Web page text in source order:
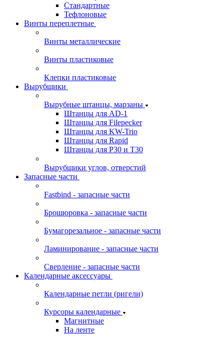
Стандартные
Тефлоновые
Винты переплетные
Винты металлические
Винты пластиковые
Клепки пластиковые
Вырубщики
Вырубные штанцы, марзаны
Штанцы для AD-1
Штанцы для Filepecker
Штанцы для KW-Trio
Штанцы для Rapid
Штанцы для Р30 и Т30
Вырубщики углов, отверстий
Запасные части
Fastbind - запасные части
Брошюровка - запасные части
Бумагорезальное - запасные части
Ламинирование - запасные части
Сверление - запасные части
Календарные аксессуары
Календарные петли (ригели)
Курсоры календарные
Магнитные
На ленте